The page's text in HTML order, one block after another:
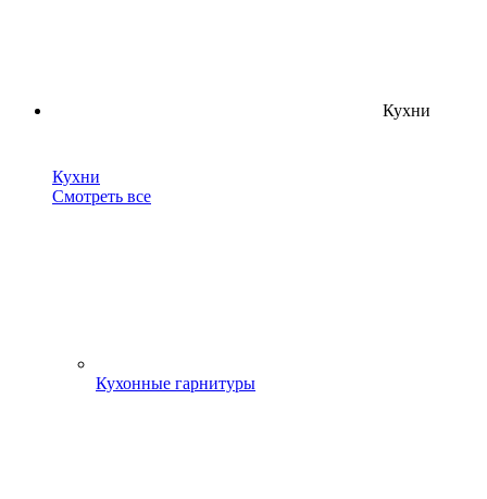
Кухни
Кухни
Смотреть все
Кухонные гарнитуры